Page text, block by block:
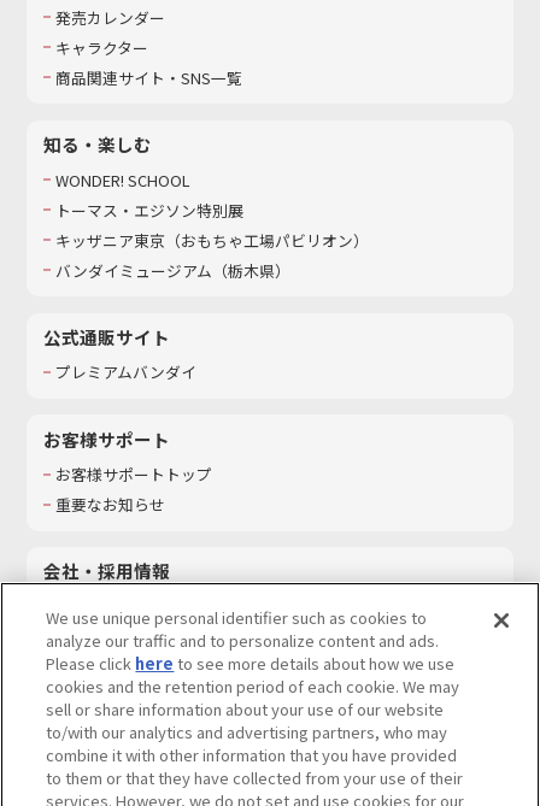
発売カレンダー
キャラクター
商品関連サイト・SNS一覧
知る・楽しむ
WONDER! SCHOOL
トーマス・エジソン特別展
キッザニア東京（おもちゃ工場パビリオン）​
バンダイミュージアム（栃木県）
公式通販サイト
プレミアムバンダイ
お客様サポート
お客様サポートトップ
重要なお知らせ
会社・採用情報
採用情報
サステナビリティ
お問い合わせ
We use unique personal identifier such as cookies to
analyze our traffic and to personalize content and ads.
Please click here to see more details about how we use
cookies and the retention period of each cookie. We may
sell or share information about your use of our website
to/with our analytics and advertising partners, who may
combine it with other information that you have provided
to them or that they have collected from your use of their
services. However, we do not set and use cookies for our